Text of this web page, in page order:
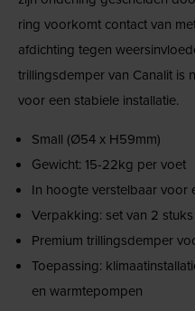
ring voorkomt contact van
afdichting tegen
trillingsdemper van Canalit is
voor een stabiele installatie.
Small (Ø54 x H59mm)
Gewicht: 15-22kg per voet
In hoogte verstelbaar voor
Verpakking: set van 2 stuks
Premium trillingsdemper
Toepassing:
en warmtepompen